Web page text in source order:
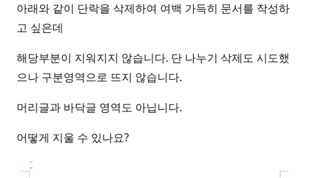
아래와 같이 단락을 삭제하여 여백 가득히 문서를 작성하
고 싶은데
해당부분이 지워지지 않습니다. 단 나누기 삭제도 시도했
으나 구분영역으로 뜨지 않습니다.
머리글과 바닥글 영역도 아닙니다.
어떻게 지울 수 있나요?